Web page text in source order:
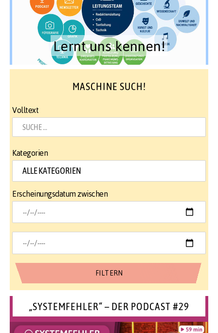
Lernt uns kennen!
MASCHINE SUCH!
Volltext
Kategorien
Erscheinungsdatum zwischen
„SYSTEMFEHLER“ – DER PODCAST #29